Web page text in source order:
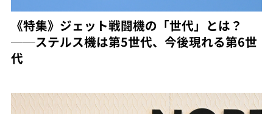
《特集》ジェット戦闘機の「世代」とは？
──ステルス機は第5世代、今後現れる第6世
代